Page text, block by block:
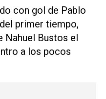
con gol de Pablo
primer tiempo,
Nahuel Bustos el
a los pocos